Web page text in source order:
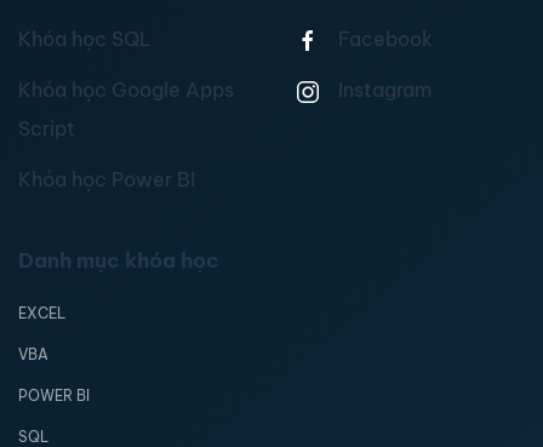
Khóa học SQL
Khóa học Google Apps
Script
Khóa học Power BI
Facebook
Instagram
Danh mục khóa học
EXCEL
VBA
POWER BI
SQL